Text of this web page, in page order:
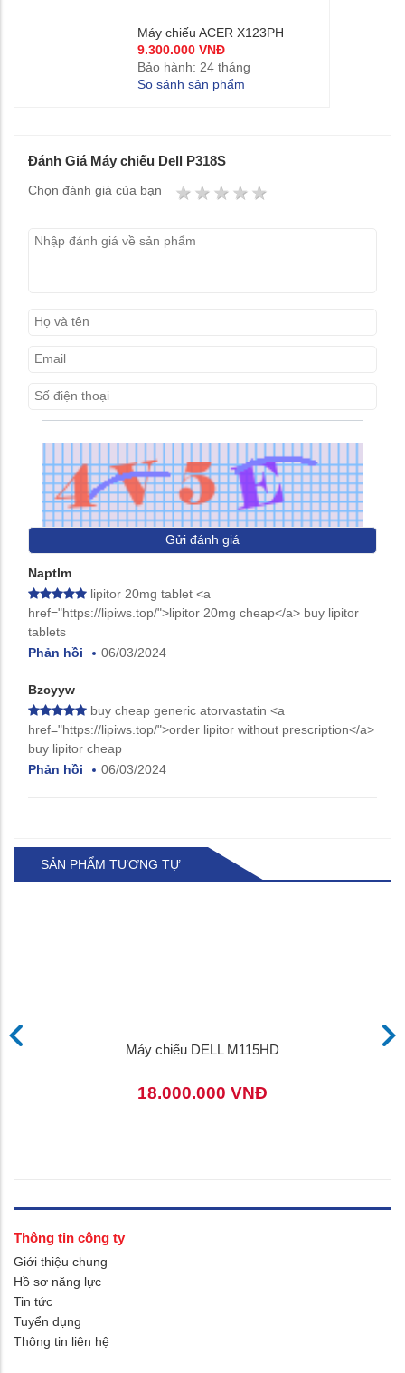
Máy chiếu ACER X123PH
9.300.000 VNĐ
Bảo hành: 24 tháng
So sánh sản phẩm
Đánh Giá Máy chiếu Dell P318S
Chọn đánh giá của bạn 4 stars
3 stars
2 stars
1 star
Gửi đánh giá
Naptlm
lipitor 20mg tablet <a
href="https://lipiws.top/">lipitor 20mg cheap</a> buy lipitor
tablets
Phản hồi
06/03/2024
Bzcyyw
buy cheap generic atorvastatin <a
href="https://lipiws.top/">order lipitor without prescription</a>
buy lipitor cheap
Phản hồi
06/03/2024
SẢN PHẨM TƯƠNG TỰ
Máy chiếu DELL M115HD
18.000.000 VNĐ
Thông tin công ty
Giới thiệu chung
Hồ sơ năng lực
Tin tức
Tuyển dụng
Thông tin liên hệ